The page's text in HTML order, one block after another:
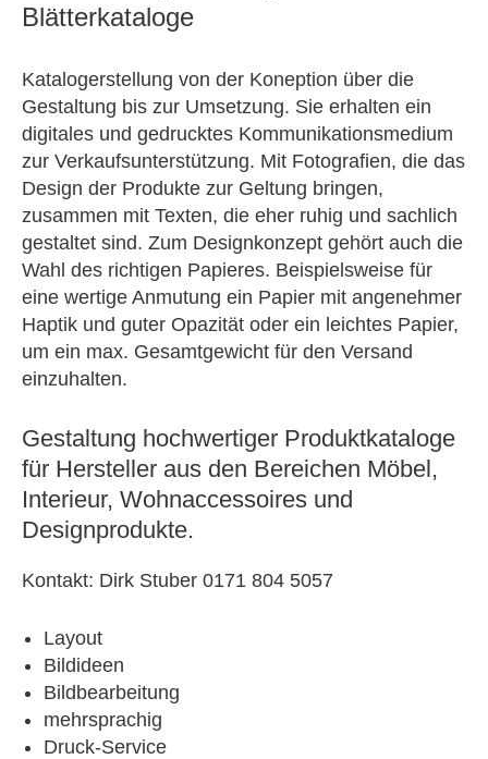
Blätterkataloge
Katalogerstellung von der Koneption über die
Gestaltung bis zur Umsetzung. Sie erhalten ein
digitales und gedrucktes Kommunikationsmedium
zur Verkaufsunterstützung. Mit Fotografien, die das
Design der Produkte zur Geltung bringen,
zusammen mit Texten, die eher ruhig und sachlich
gestaltet sind. Zum Designkonzept gehört auch die
Wahl des richtigen Papieres. Beispielsweise für
eine wertige Anmutung ein Papier mit angenehmer
Haptik und guter Opazität oder ein leichtes Papier,
um ein max. Gesamtgewicht für den Versand
einzuhalten.
Gestaltung hochwertiger Produktkataloge
für Hersteller aus den Bereichen Möbel,
Interieur, Wohnaccessoires und
Designprodukte.
Kontakt: Dirk Stuber 0171 804 5057
Layout
Bildideen
Bildbearbeitung
mehrsprachig
Druck-Service